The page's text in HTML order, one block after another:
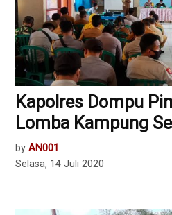
Kapolres Dompu
Lomba Kampung
by AN001
Selasa, 14 Juli 2020